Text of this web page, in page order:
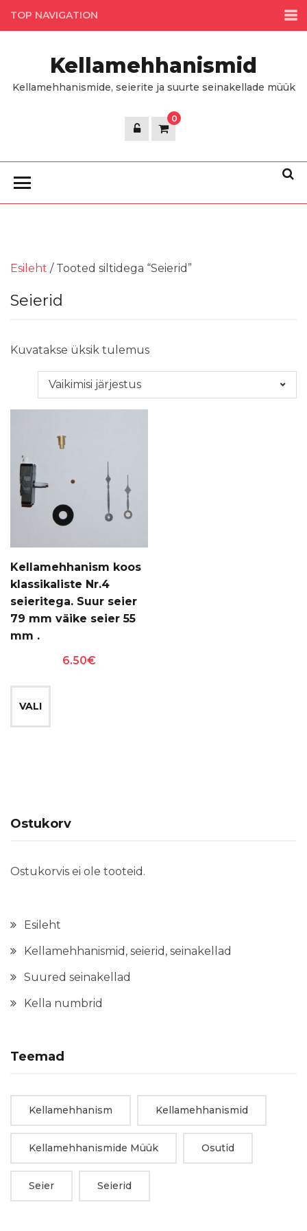
Skip
to
TOP NAVIGATION
Kellamehhanismid
Kellamehhanismide, seierite ja suurte seinakellade müük
0
Esileht / Tooted siltidega “Seierid”
Seierid
Kuvatakse üksik tulemus
Kellamehhanism koos
klassikaliste Nr.4
seieritega. Suur seier
79 mm väike seier 55
mm .
6.50€
VALI
Sellel
teha
Ostukorv
Ostukorvis ei ole tooteid.
Esileht
Kellamehhanismid, seierid, seinakellad
Suured seinakellad
Kella numbrid
Teemad
Kellamehhanism Kellamehhanismid
Kellamehhanismide Müük Osutid
Seier Seierid